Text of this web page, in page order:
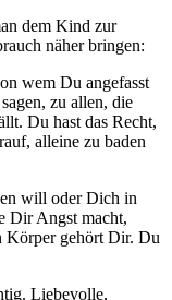
dem Kind zur
näher bringen:
wem Du angefasst
zu allen, die
Du hast das Recht,
alleine zu baden
will oder Dich in
Dir Angst macht,
Körper gehört Dir. Du
Liebevolle,